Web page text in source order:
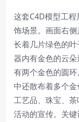
这套C4D模型工
饰场景。画面右
长着几片绿色的
器内有金色的云
有两个金色的圆
中还散布着多个
工艺品、珠宝、
活动的宣传。关